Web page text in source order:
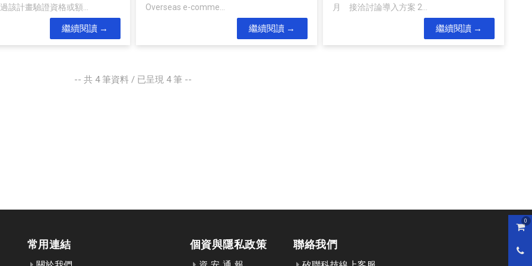
購
0
該計畫驗證資格或額...
繼續閱讀
Overseas e-comme...
繼續閱讀
月 接洽討論導入方案 2...
繼續閱讀
-- 共 4筆資料 / 已呈現 4筆 --
常用連結 個資與隱私政策 聯絡我們